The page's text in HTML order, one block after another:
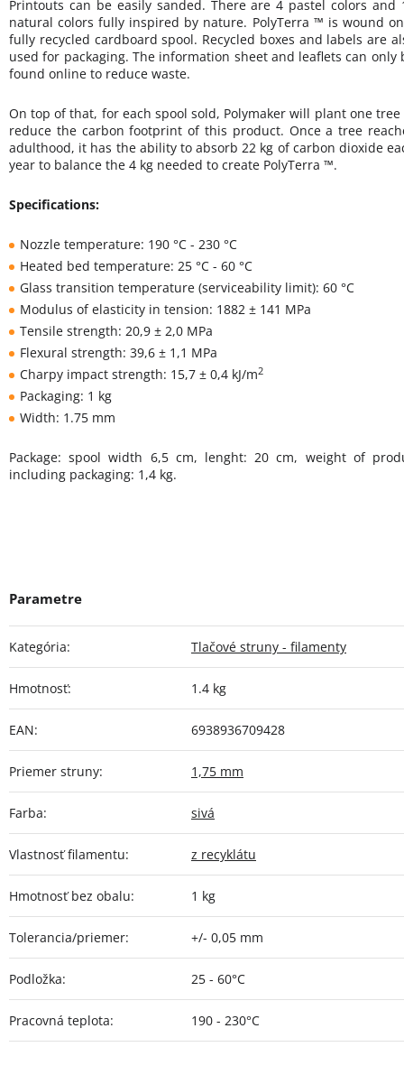
Printouts can be easily sanded. There are 4 pastel colors and
natural colors fully inspired by nature. PolyTerra ™ is wound
fully recycled cardboard spool. Recycled boxes and labels are
used for packaging. The information sheet and leaflets can only
found online to reduce waste.
On top of that, for each spool sold, Polymaker will plant one tree
reduce the carbon footprint of this product. Once a tree
adulthood, it has the ability to absorb 22 kg of carbon dioxide
year to balance the 4 kg needed to create PolyTerra ™.
Specifications:
Nozzle temperature: 190 °C - 230 °C
Heated bed temperature: 25 °C - 60 °C
Glass transition temperature (serviceability limit): 60 °C
Modulus of elasticity in tension: 1882 ± 141 MPa
Tensile strength: 20,9 ± 2,0 MPa
Flexural strength: 39,6 ± 1,1 MPa
Charpy impact strength: 15,7 ± 0,4 kJ/m2
Packaging: 1 kg
Width: 1.75 mm
Package: spool width 6,5 cm, lenght: 20 cm, weight of
including packaging: 1,4 kg.
Kategória: Tlačové struny - filamenty
Hmotnosť: 1.4 kg
EAN: 6938936709428
Priemer struny: 1,75 mm
Farba: sivá
Vlastnosť filamentu: z recyklátu
Hmotnosť bez obalu: 1 kg
Tolerancia/priemer: +/- 0,05 mm
Podložka: 25 - 60°C
Pracovná teplota: 190 - 230°C